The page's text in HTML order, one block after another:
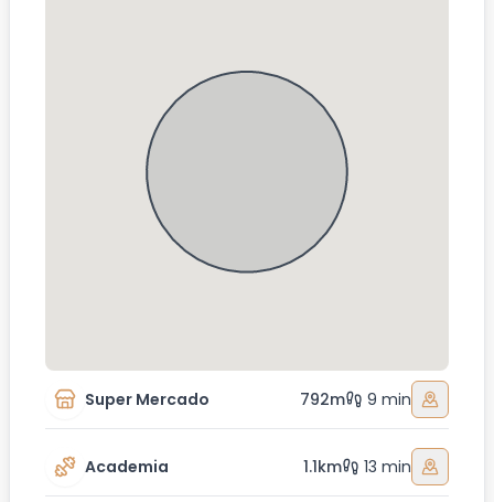
Super Mercado 792m 9 min
Academia 1.1km 13 min